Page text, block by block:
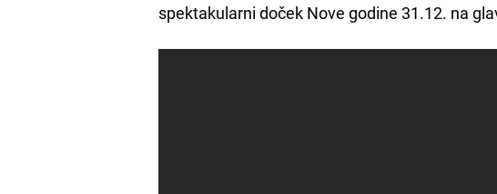
spektakularni doček Nove godine 31.12. na